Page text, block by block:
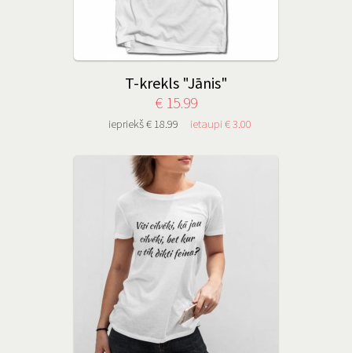
T-krekls "Jānis"
€ 15.99
iepriekš € 18.99 ietaupi € 3.00